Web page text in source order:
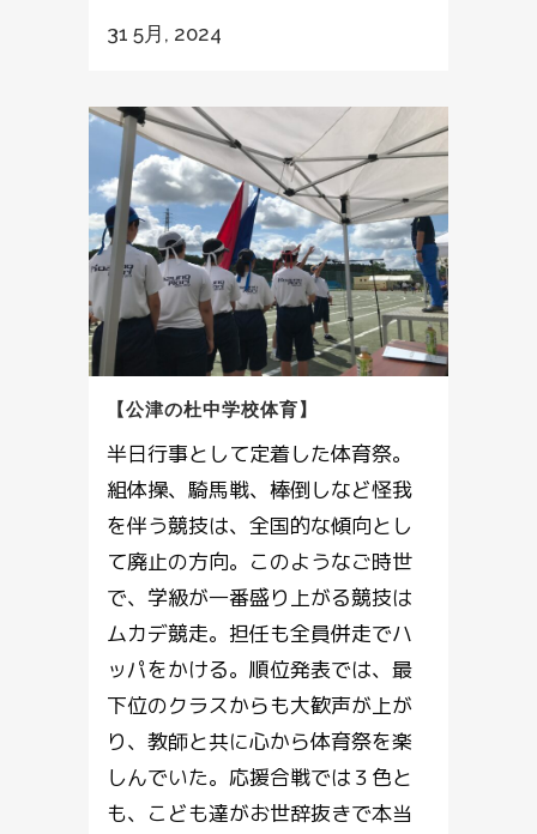
31 5月, 2024
【公津の杜中学校体育】
半日行事として定着した体育祭。
組体操、騎馬戦、棒倒しなど怪我
を伴う競技は、全国的な傾向とし
て廃止の方向。このようなご時世
で、学級が一番盛り上がる競技は
ムカデ競走。担任も全員併走でハ
ッパをかける。順位発表では、最
下位のクラスからも大歓声が上が
り、教師と共に心から体育祭を楽
しんでいた。応援合戦では３色と
も、こども達がお世辞抜きで本当